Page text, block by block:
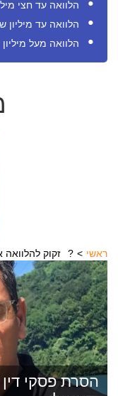
הלוואה עד חצי
הלוואה עד מיליון
הלוואה מעל מיליון
ראשי זקוק להלוואה אבל הבנק מסרב לתת?
הסרת פסקי